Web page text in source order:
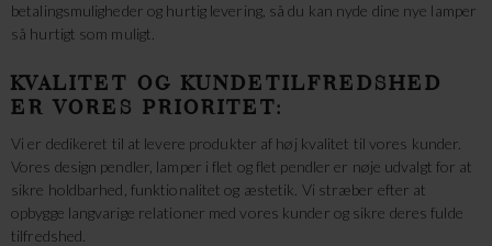
betalingsmuligheder og hurtig levering, så du kan nyde dine nye lamper
så hurtigt som muligt.
KVALITET OG KUNDETILFREDSHED
ER VORES PRIORITET:
Vi er dedikeret til at levere produkter af høj kvalitet til vores kunder.
Vores design pendler, lamper i flet og flet pendler er nøje udvalgt for at
sikre holdbarhed, funktionalitet og æstetik. Vi stræber efter at
opbygge langvarige relationer med vores kunder og sikre deres fulde
tilfredshed.